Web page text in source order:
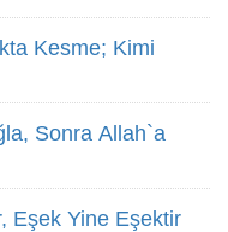
Kesme; Kimi
Sonra Allah`a
Eşek Yine Eşektir